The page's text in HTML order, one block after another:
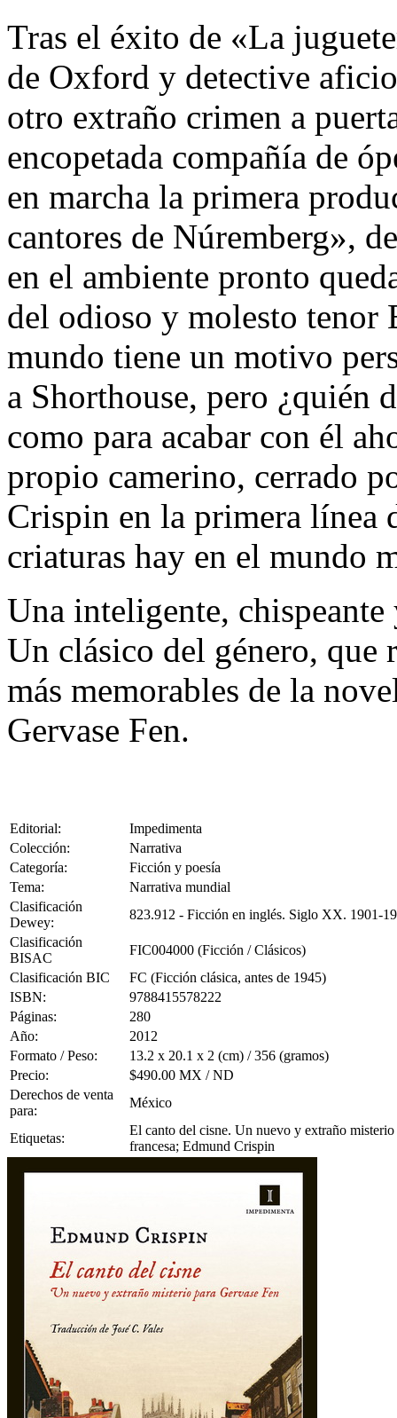
Tras el éxito de «La
de Oxford y detective
otro extraño crimen a
encopetada compañía de
en marcha la primera
cantores de Núremberg»,
en el ambiente pronto
del odioso y molesto tenor
mundo tiene un motivo
a Shorthouse, pero ¿quién
como para acabar con él
propio camerino, cerrado
Crispin en la primera línea
criaturas hay en el mundo
Una inteligente,
Un clásico del género, que
más memorables de la
Gervase Fen.
Editorial:
Impedimenta
Colección:
Narrativa
Categoría:
Ficción y poesía
Tema:
Narrativa mundial
Clasificación
Dewey:
823.912 - Ficción en inglés. Siglo XX. 1901-
Clasificación
BISAC
FIC004000 (Ficción / Clásicos)
Clasificación BIC
FC (Ficción clásica, antes de 1945)
ISBN:
9788415578222
Páginas:
280
Año:
2012
Formato / Peso:
13.2 x 20.1 x 2 (cm) / 356 (gramos)
Precio:
$490.00 MX / ND
Derechos de venta
para:
México
Etiquetas:
El canto del cisne. Un nuevo y extraño
francesa; Edmund Crispin